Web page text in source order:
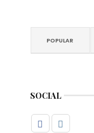
POPULAR
SOCIAL